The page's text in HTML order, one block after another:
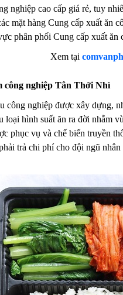
nghiệp cao cấp giá rẻ, tuy
mặt hàng Cung cấp xuất ăn
phân phối Cung cấp xuất ăn
Xem tại
công nghiệp Tân Thới Nhì
công nghiệp được xây dựng,
hình suất ăn ra đời nhằm
phục vụ và chế biến truyền
trả chi phí cho đội ngũ